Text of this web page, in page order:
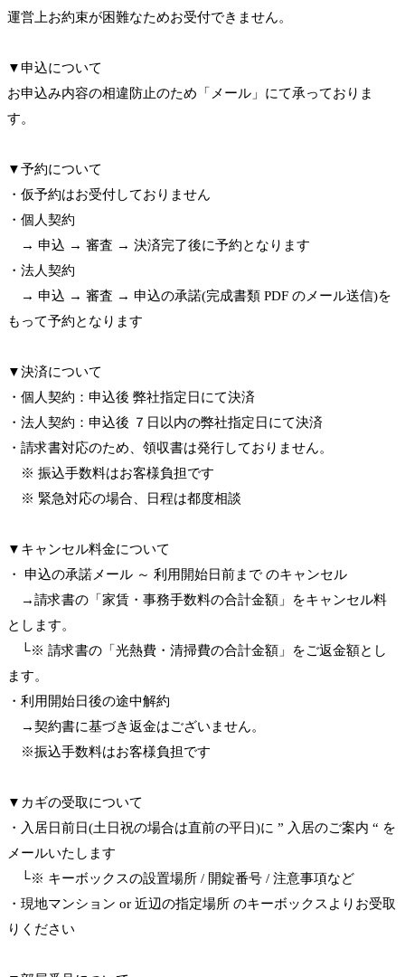
運営上お約束が困難なためお受付できません。
▼申込について
お申込み内容の相違防止のため「メール」にて承っておりま
す。
▼予約について
・仮予約はお受付しておりません
・個人契約
→ 申込 → 審査 → 決済完了後に予約となります
・法人契約
→ 申込 → 審査 → 申込の承諾(完成書類 PDF のメール送信)を
もって予約となります
▼決済について
・個人契約：申込後 弊社指定日にて決済
・法人契約：申込後 ７日以内の弊社指定日にて決済
・請求書対応のため、領収書は発行しておりません。
※ 振込手数料はお客様負担です
※ 緊急対応の場合、日程は都度相談
▼キャンセル料金について
・ 申込の承諾メール ～ 利用開始日前まで のキャンセル
→請求書の「家賃・事務手数料の合計金額」をキャンセル料
とします。
└※ 請求書の「光熱費・清掃費の合計金額」をご返金額とし
ます。
・利用開始日後の途中解約
→契約書に基づき返金はございません。
※振込手数料はお客様負担です
▼カギの受取について
・入居日前日(土日祝の場合は直前の平日)に ” 入居のご案内 “ を
メールいたします
└※ キーボックスの設置場所 / 開錠番号 / 注意事項など
・現地マンション or 近辺の指定場所 のキーボックスよりお受取
りください